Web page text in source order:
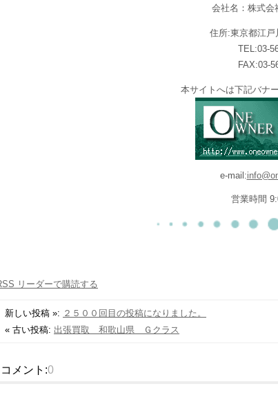
会社名：株式会
住所:東京都江戸
TEL:03-
FAX:03-
本サイトへは下記バナ
e-mail:
営業時間
新しい投稿 »: ２５００回目の投稿になりました。
« 古い投稿: 出張買取 和歌山県 Ｇクラス
コメント:0